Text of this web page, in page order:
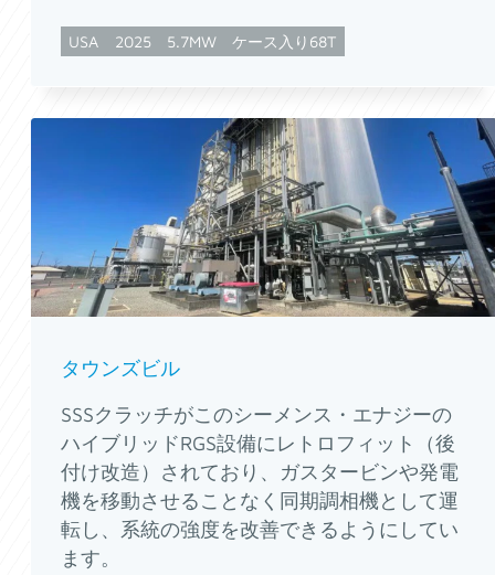
USA 2025 5.7MW ケース入り68T
タウンズビル
SSSクラッチがこのシーメンス・エナジーの
ハイブリッドRGS設備にレトロフィット（後
付け改造）されており、ガスタービンや発電
機を移動させることなく同期調相機として運
転し、系統の強度を改善できるようにしてい
ます。